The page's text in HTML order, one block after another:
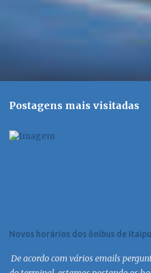
Postagens mais visitadas
Novos horários dos ônibus de
De acordo com vários emails